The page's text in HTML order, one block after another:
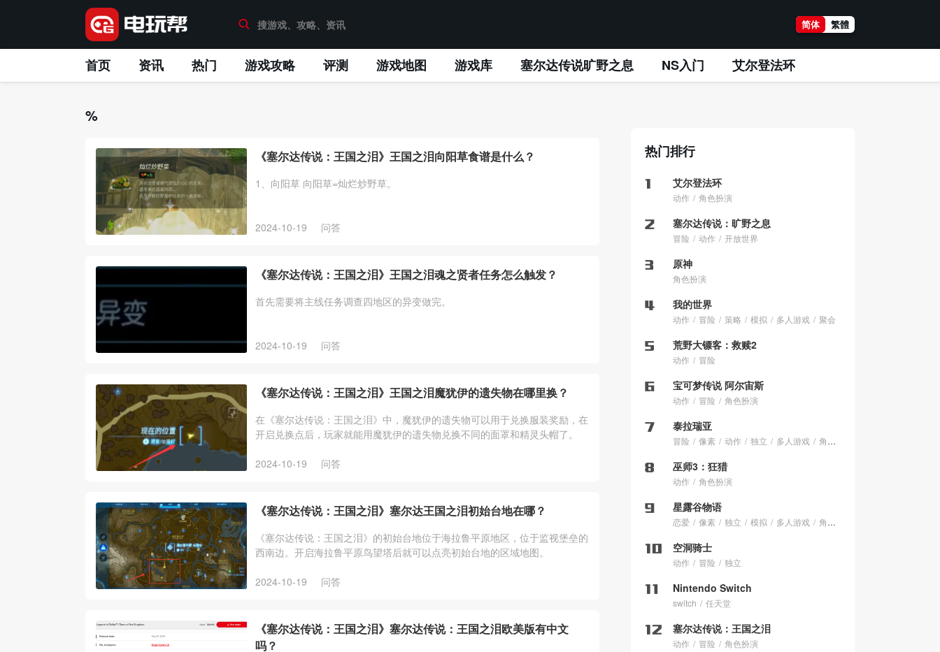
简体 繁體
首页 资讯 热门 游戏攻略 评测 游戏地图 游戏库 塞尔达传说旷野之息 NS入门 艾尔登法环
%
《塞尔达传说：王国之泪》王国之泪向阳草食谱是什么？
1、向阳草 向阳草=灿烂炒野草。
2024-10-19 问答
《塞尔达传说：王国之泪》王国之泪魂之贤者任务怎么触发？
首先需要将主线任务调查四地区的异变做完。
2024-10-19 问答
《塞尔达传说：王国之泪》王国之泪魔犹伊的遗失物在哪里换？
在《塞尔达传说：王国之泪》中，魔犹伊的遗失物可以用于兑换服装奖励，在
开启兑换点后，玩家就能用魔犹伊的遗失物兑换不同的面罩和精灵头帽了。
2024-10-19 问答
《塞尔达传说：王国之泪》塞尔达王国之泪初始台地在哪？
《塞尔达传说：王国之泪》的初始台地位于海拉鲁平原地区，位于监视堡垒的
西南边。开启海拉鲁平原鸟望塔后就可以点亮初始台地的区域地图。
2024-10-19 问答
《塞尔达传说：王国之泪》塞尔达传说：王国之泪欧美版有中文
吗？
热门排行
艾尔登法环
动作 角色扮演
塞尔达传说：旷野之息
冒险 动作 开放世界
原神
角色扮演
我的世界
动作 冒险 策略 模拟 多人游戏 聚会
荒野大镖客：救赎2
动作 冒险
宝可梦传说 阿尔宙斯
动作 冒险 角色扮演
泰拉瑞亚
冒险 像素 动作 独立 多人游戏 角色扮演
巫师3：狂猎
动作 角色扮演
星露谷物语
恋爱 像素 独立 模拟 多人游戏 角色扮演
空洞骑士
动作 冒险 独立
Nintendo Switch
switch 任天堂
塞尔达传说：王国之泪
动作 冒险 角色扮演